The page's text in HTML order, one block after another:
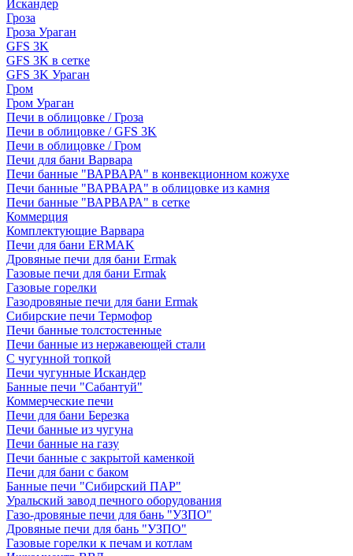
Искандер
Гроза
Гроза Ураган
GFS 3K
GFS 3K в сетке
GFS 3K Ураган
Гром
Гром Ураган
Печи в облицовке / Гроза
Печи в облицовке / GFS 3K
Печи в облицовке / Гром
Печи для бани Варвара
Печи банные "ВАРВАРА" в конвекционном кожухе
Печи банные "ВАРВАРА" в облицовке из камня
Печи банные "ВАРВАРА" в сетке
Коммерция
Комплектующие Варвара
Печи для бани ERMAK
Дровяные печи для бани Ermak
Газовые печи для бани Ermak
Газовые горелки
Газодровяные печи для бани Ermak
Сибирские печи Термофор
Печи банные толстостенные
Печи банные из нержавеющей стали
С чугунной топкой
Печи чугунные Искандер
Банные печи "Сабантуй"
Коммерческие печи
Печи для бани Березка
Печи банные из чугуна
Печи банные на газу
Печи банные с закрытой каменкой
Печи для бани с баком
Банные печи "Сибирский ПАР"
Уральский завод печного оборудования
Газо-дровяные печи для бань "УЗПО"
Дровяные печи для бань "УЗПО"
Газовые горелки к печам и котлам